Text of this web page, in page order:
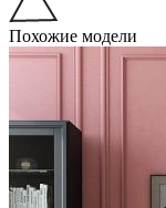
Похожие модели